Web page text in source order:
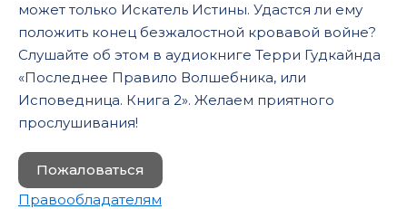
может только Искатель Истины. Удастся ли ему
положить конец безжалостной кровавой войне?
Слушайте об этом в аудиокниге Терри Гудкайнда
«Последнее Правило Волшебника, или
Исповедница. Книга 2». Желаем приятного
прослушивания!
Пожаловаться
Правообладателям